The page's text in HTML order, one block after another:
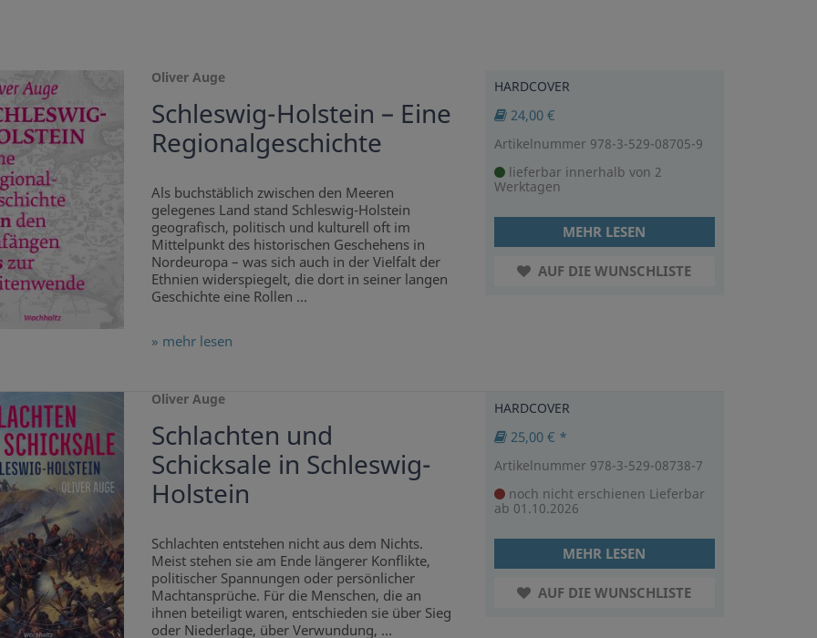
Oliver Auge
Schleswig-Holstein – Eine
Regionalgeschichte
Als buchstäblich zwischen den Meeren
gelegenes Land stand Schleswig-Holstein
geografisch, politisch und kulturell oft im
Mittelpunkt des historischen Geschehens in
Nordeuropa – was sich auch in der Vielfalt der
Ethnien widerspiegelt, die dort in seiner langen
Geschichte eine Rollen ...
» mehr lesen
HARDCOVER
24,00 €
Artikelnummer 978-3-529-08705-9
lieferbar innerhalb von 2
Werktagen
MEHR LESEN
AUF DIE WUNSCHLISTE
Oliver Auge
Schlachten und
Schicksale in Schleswig-
Holstein
Schlachten entstehen nicht aus dem Nichts.
Meist stehen sie am Ende längerer Konflikte,
politischer Spannungen oder persönlicher
Machtansprüche. Für die Menschen, die an
ihnen beteiligt waren, entschieden sie über Sieg
oder Niederlage, über Verwundung, ...
HARDCOVER
25,00 € *
Artikelnummer 978-3-529-08738-7
noch nicht erschienen Lieferbar
ab 01.10.2026
MEHR LESEN
AUF DIE WUNSCHLISTE